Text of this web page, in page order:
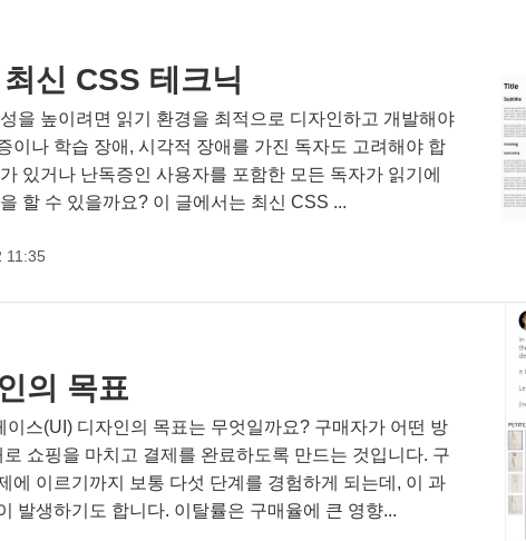
신 CSS 테크닉
을 높이려면 읽기 환경을 최적으로 디자인하고 개발해야
이나 학습 장애, 시각적 장애를 가진 독자도 고려해야 합
있거나 난독증인 사용자를 포함한 모든 독자가 읽기에
할 수 있을까요? 이 글에서는 최신 CSS ...
11:35
의 목표
스(UI) 디자인의 목표는 무엇일까요? 구매자가 어떤 방
쇼핑을 마치고 결제를 완료하도록 만드는 것입니다. 구
에 이르기까지 보통 다섯 단계를 경험하게 되는데, 이 과
발생하기도 합니다. 이탈률은 구매율에 큰 영향...